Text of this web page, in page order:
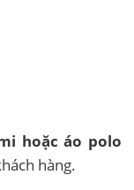
hoặc áo polo
hàng.